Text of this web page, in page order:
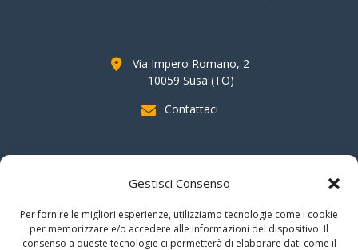
Gestisci Consenso
Per fornire le migliori esperienze, utilizziamo tecnologie come i cookie
per memorizzare e/o accedere alle informazioni del dispositivo. Il
consenso a queste tecnologie ci permetterà di elaborare dati come il
Via Impero Romano, 2
10059 Susa (TO)
Contattaci
SOSTIENI AAS
indicando il
C.F. 96020930010
nella dichiarazione dei redditi e
firmando per la destinazione del"cinque per mille".